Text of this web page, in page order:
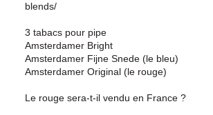
blends/
3 tabacs pour pipe
Amsterdamer Bright
Amsterdamer Fijne Snede (le bleu)
Amsterdamer Original (le rouge)
Le rouge sera-t-il vendu en France ?